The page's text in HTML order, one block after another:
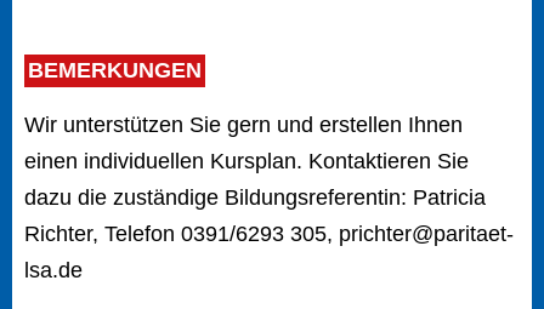
BEMERKUNGEN
Wir unterstützen Sie gern und erstellen Ihnen
einen individuellen Kursplan. Kontaktieren Sie
dazu die zuständige Bildungsreferentin: Patricia
Richter, Telefon 0391/6293 305, prichter@paritaet-
lsa.de